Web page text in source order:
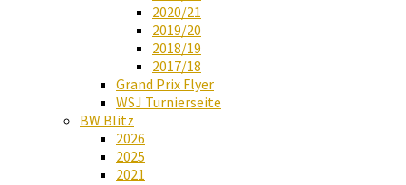
2020/21
2019/20
2018/19
2017/18
Grand Prix Flyer
WSJ Turnierseite
BW Blitz
2026
2025
2021